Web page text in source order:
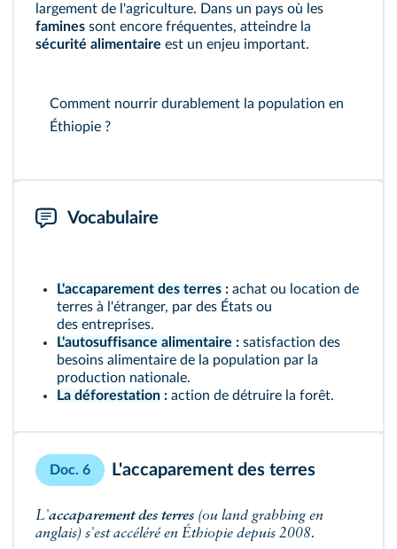
largement de l'agriculture. Dans un pays où les
famines sont encore fréquentes, atteindre la
sécurité alimentaire est un enjeu important.
Comment nourrir durablement la population en
Éthiopie ?
Vocabulaire
L'accaparement des terres : achat ou location de
terres à l'étranger, par des États ou
des entreprises.
L'autosuffisance alimentaire : satisfaction des
besoins alimentaire de la population par la
production nationale.
La déforestation : action de détruire la forêt.
Doc. 6 L'accaparement des terres
L'accaparement des terres (ou land grabbing en
anglais) s'est accéléré en Éthiopie depuis 2008.